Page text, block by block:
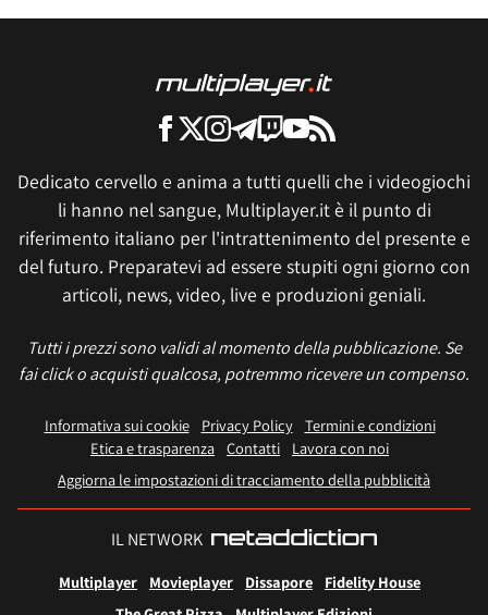
Dedicato cervello e anima a tutti quelli che i videogiochi
li hanno nel sangue, Multiplayer.it è il punto di
riferimento italiano per l'intrattenimento del presente e
del futuro. Preparatevi ad essere stupiti ogni giorno con
articoli, news, video, live e produzioni geniali.
Tutti i prezzi sono validi al momento della pubblicazione. Se
fai click o acquisti qualcosa, potremmo ricevere un compenso.
Informativa sui cookie Privacy Policy
Termini e condizioni
Etica e trasparenza Contatti
Lavora con noi
Aggiorna le impostazioni di tracciamento della pubblicità
IL NETWORK
Multiplayer Movieplayer Dissapore
Fidelity House